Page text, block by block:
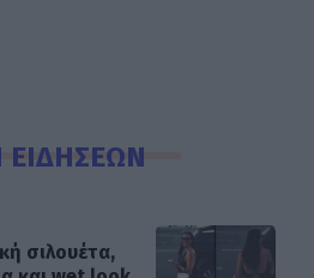
σιλουέτα,